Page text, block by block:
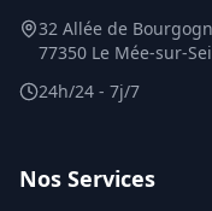
32 Allée de
77350 Le Mée-sur-
24h/24 - 7j/7
Nos Services